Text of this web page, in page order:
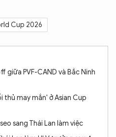
Cup 2026
giữa PVF-CAND và Bắc Ninh
thủ may mắn' ở Asian Cup
sang Thái Lan làm việc